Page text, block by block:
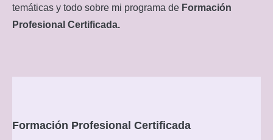
temáticas y todo sobre mi programa de Formación
Profesional Certificada.
Formación Profesional Certificada